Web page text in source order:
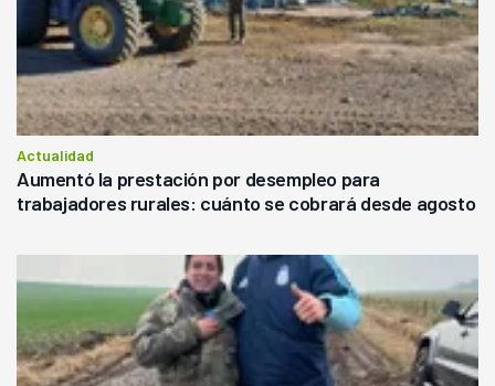
Actualidad
Aumentó la prestación por desempleo para
trabajadores rurales: cuánto se cobrará desde agosto